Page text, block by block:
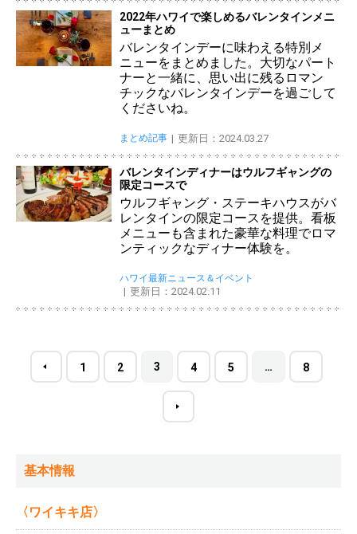
2022年ハワイで楽しめるバレンタインメニ
ューまとめ
バレンタインデーに味わえる特別メ
ニューをまとめました。大切なパート
ナーと一緒に、思い出に残るロマン
チックなバレンタインデーを過ごして
くださいね。
まとめ記事 更新日：2024.03.27
バレンタインディナーはウルフギャングの
限定コースで
ウルフギャング・ステーキハウスがバ
レンタインの限定コースを提供。看板
メニューも含まれた豪華な料理でロマ
ンティックなディナー体験を。
ハワイ最新ニュース＆イベント
更新日：2024.02.11
1 2 3 4 5 … 8
基本情報
〈ワイキキ店〉